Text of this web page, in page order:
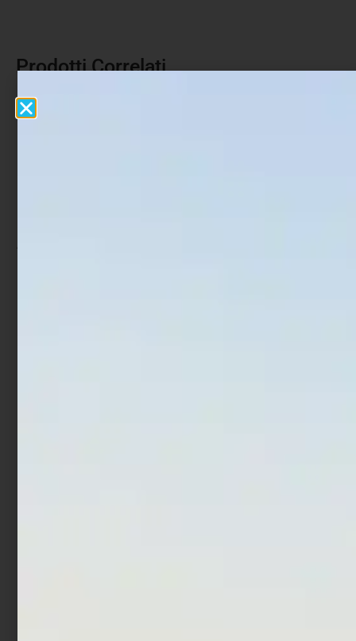
Prodotti Correlati
Ami Trabucco Akura 115R